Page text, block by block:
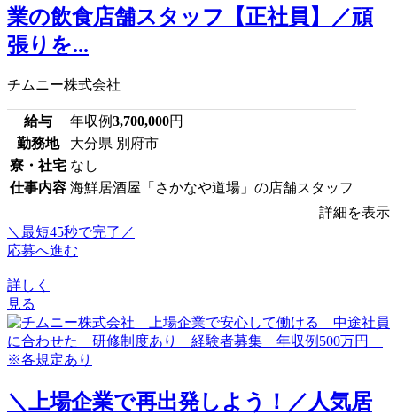
業の飲食店舗スタッフ【正社員】／頑
張りを...
チムニー株式会社
給与 年収例3,700,000円
勤務地
大分県 別府市
寮・社宅 なし
仕事内容 海鮮居酒屋「さかなや道場」の店舗スタッフ
詳細を表示
＼最短45秒で完了／
応募へ進む
詳しく
見る
＼上場企業で再出発しよう！／人気居